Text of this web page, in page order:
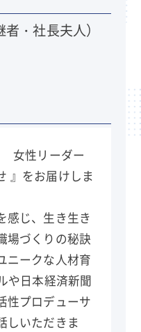
・社長夫人）
女性リーダー
』をお届けしま
感じ、生き生き
場づくりの秘訣
ニークな人材育
や日本経済新聞
性プロデューサ
しいただきま